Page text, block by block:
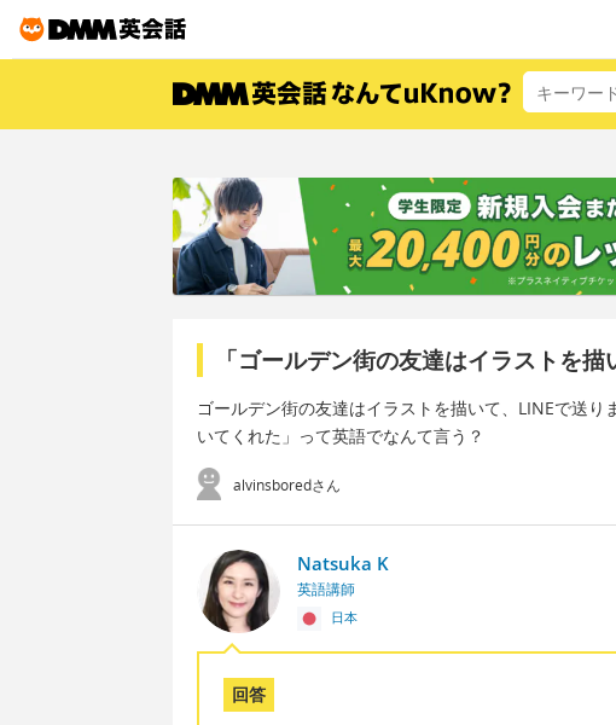
「ゴールデン街の友達はイラストを
ゴールデン街の友達はイラストを描いて、LINEで送
いてくれた」って英語でなんて言う？
alvinsboredさん
Natsuka K
英語講師
日本
回答